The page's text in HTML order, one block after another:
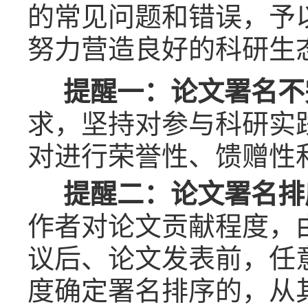
的常见问题和错误，
努力营造良好的科研生
提醒一：论文署名
求，坚持对参与科研
对进行荣誉性、馈赠性
提醒二：论文署名
作者对论文贡献程度
议后、论文发表前，
度确定署名排序的，从